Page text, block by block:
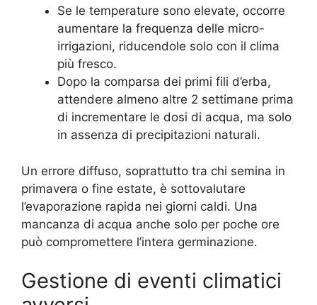
Se le temperature sono elevate, occorre
aumentare la frequenza delle micro-
irrigazioni, riducendole solo con il clima
più fresco.
Dopo la comparsa dei primi fili d’erba,
attendere almeno altre 2 settimane prima
di incrementare le dosi di acqua, ma solo
in assenza di precipitazioni naturali.
Un errore diffuso, soprattutto tra chi semina in
primavera o fine estate, è sottovalutare
l’evaporazione rapida nei giorni caldi. Una
mancanza di acqua anche solo per poche ore
può compromettere l’intera germinazione.
Gestione di eventi climatici